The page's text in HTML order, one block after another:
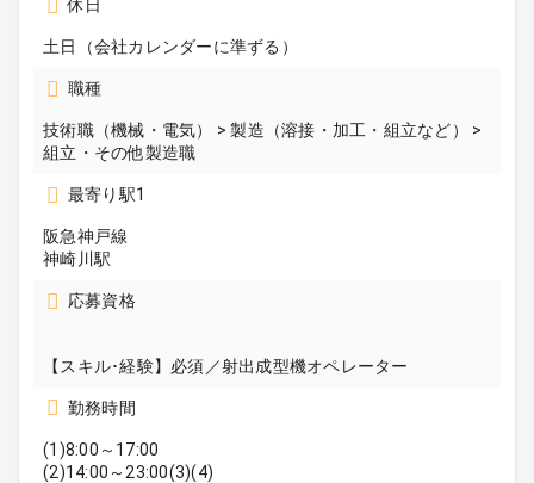
休日
土日（会社カレンダーに準ずる）
職種
技術職（機械・電気） > 製造（溶接・加工・組立など） >
組立・その他製造職
最寄り駅1
阪急神戸線
神崎川駅
応募資格
【スキル･経験】必須／射出成型機オペレーター
勤務時間
(1)8:00～17:00
(2)14:00～23:00(3)(4)